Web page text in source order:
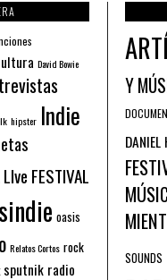
David Bowie
hipster Indie
FESTIVAL
oasis
Relatos Cortos rock
sputnik radio
Y
DANIEL
SOUNDS